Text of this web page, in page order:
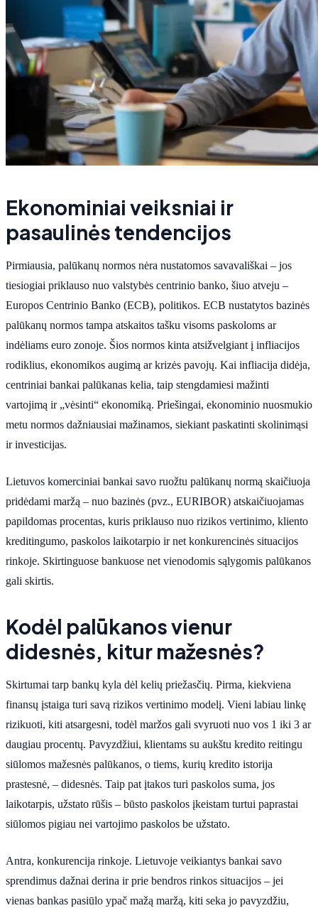
Ekonominiai veiksniai ir
pasaulinės tendencijos
Pirmiausia, palūkanų normos nėra nustatomos savavališkai – jos
tiesiogiai priklauso nuo valstybės centrinio banko, šiuo atveju –
Europos Centrinio Banko (ECB), politikos. ECB nustatytos bazinės
palūkanų normos tampa atskaitos tašku visoms paskoloms ar
indėliams euro zonoje. Šios normos kinta atsižvelgiant į infliacijos
rodiklius, ekonomikos augimą ar krizės pavojų. Kai infliacija didėja,
centriniai bankai palūkanas kelia, taip stengdamiesi mažinti
vartojimą ir „vėsinti“ ekonomiką. Priešingai, ekonominio nuosmukio
metu normos dažniausiai mažinamos, siekiant paskatinti skolinimąsi
ir investicijas.
Lietuvos komerciniai bankai savo ruožtu palūkanų normą skaičiuoja
pridėdami maržą – nuo bazinės (pvz., EURIBOR) atskaičiuojamas
papildomas procentas, kuris priklauso nuo rizikos vertinimo, kliento
kreditingumo, paskolos laikotarpio ir net konkurencinės situacijos
rinkoje. Skirtinguose bankuose net vienodomis sąlygomis palūkanos
gali skirtis.
Kodėl palūkanos vienur
didesnės, kitur mažesnės?
Skirtumai tarp bankų kyla dėl kelių priežasčių. Pirma, kiekviena
finansų įstaiga turi savą rizikos vertinimo modelį. Vieni labiau linkę
rizikuoti, kiti atsargesni, todėl maržos gali svyruoti nuo vos 1 iki 3 ar
daugiau procentų. Pavyzdžiui, klientams su aukštu kredito reitingu
siūlomos mažesnės palūkanos, o tiems, kurių kredito istorija
prastesnė, – didesnės. Taip pat įtakos turi paskolos suma, jos
laikotarpis, užstato rūšis – būsto paskolos įkeistam turtui paprastai
siūlomos pigiau nei vartojimo paskolos be užstato.
Antra, konkurencija rinkoje. Lietuvoje veikiantys bankai savo
sprendimus dažnai derina ir prie bendros rinkos situacijos – jei
vienas bankas pasiūlo ypač mažą maržą, kiti seka jo pavyzdžiu,